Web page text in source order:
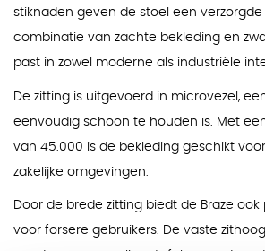
stiknaden geven de stoel een verzorgde
combinatie van zachte bekleding en
past in zowel moderne als industriële
De zitting is uitgevoerd in microvezel,
eenvoudig schoon te houden is. Met
van 45.000 is de bekleding geschikt
zakelijke omgevingen.
Door de brede zitting biedt de Braze
voor forsere gebruikers. De vaste